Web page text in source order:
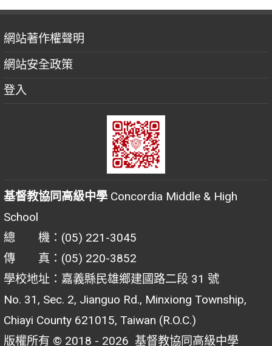
網站著作權聲明
網站安全政策
登入
基督教協同高級中學 Concordia Middle & High
School
總 機：(05) 221-3045
傳 真：(05) 220-3852
學校地址：嘉義縣民雄鄉建國路二段 31 號
No. 31, Sec. 2, Jianguo Rd., Minxiong Township,
Chiayi County 621015, Taiwan (R.O.C.)
版權所有 © 2018 - 2026 基督教協同高級中學